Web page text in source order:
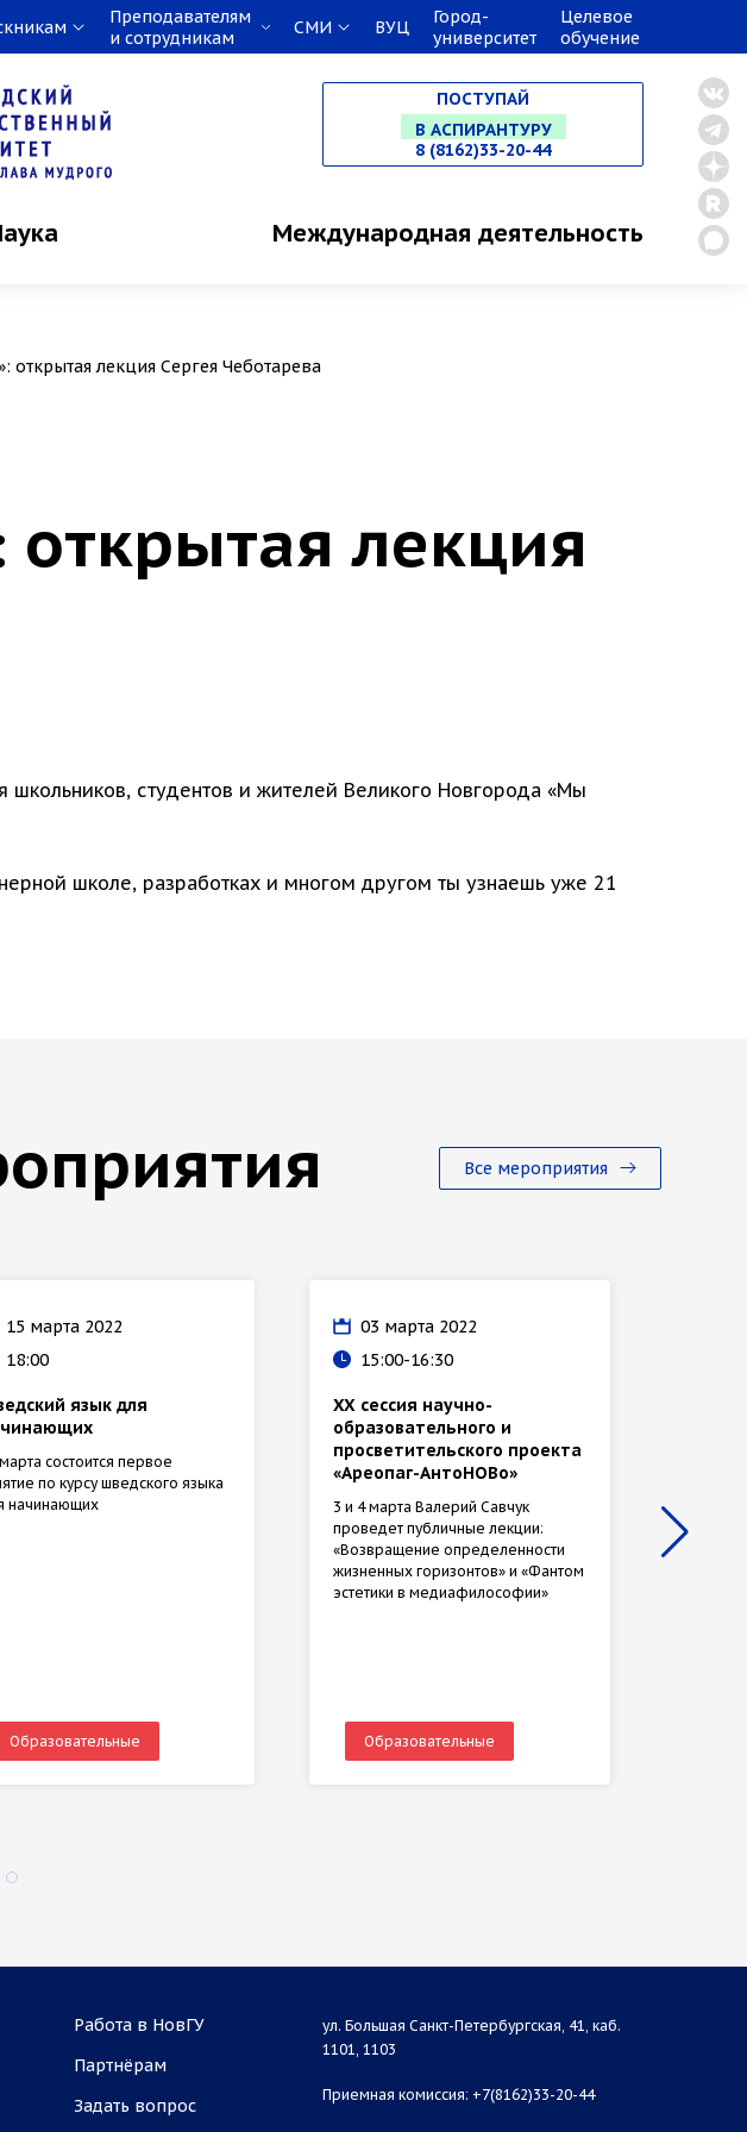
Преподавателям
и сотрудникам
СМИ ВУЦ
Город-
университет
Целевое
обучение
ПОСТУПАЙ
НА СПЕЦИАЛИТЕТ
В МАГИСТРАТУРУ
8 (8162)33-20-44
Международная деятельность
лекция Сергея Чеботарева
лекция
студентов и жителей Великого Новгорода «Мы
школе, разработках и многом другом ты узнаешь уже 21
Все мероприятия
15 марта 2022
18:00
язык для
состоится первое
по курсу шведского языка
начинающих
Образовательные
03 марта 2022
15:00-16:30
XX сессия научно-
образовательного и
просветительского проекта
«Ареопаг-АнтоНОВо»
3 и 4 марта Валерий Савчук
проведет публичные лекции:
«Возвращение определенности
жизненных горизонтов» и «Фантом
эстетики в медиафилософии»
Образовательные
Работа в НовГУ
Партнёрам
Задать вопрос
ул. Большая Санкт-Петербургская, 41, каб.
1101, 1103
Приемная комиссия: +7(8162)33-20-44